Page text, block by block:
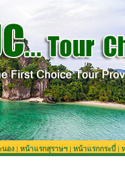
นอง | หน้าแรกสุราษฯ | หน้าแรกกระบี่ |